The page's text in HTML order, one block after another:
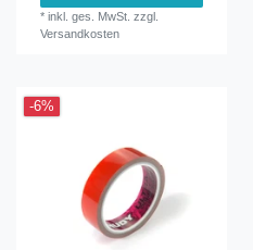
*inkl. ges. MwSt. zzgl.
Versandkosten
-6%